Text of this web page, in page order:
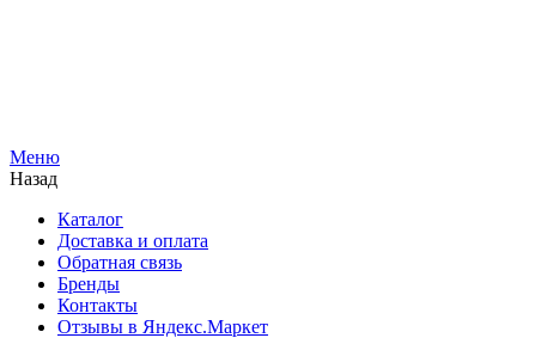
Меню
Назад
Каталог
Доставка и оплата
Обратная связь
Бренды
Контакты
Отзывы в Яндекс.Маркет